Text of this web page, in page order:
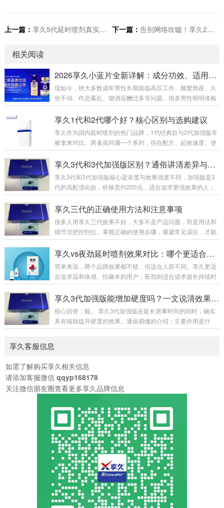
上一篇： 享久5代延时喷剂真实感受分享：一位长途司机的亲测报告 下一篇： 告别网络吹嘘！享久2代，让男人的底气真实可见
相关阅读
2026享久小蓝片全新详解：成分功效、适用人群、官方售价及正确服用指南
现如今，绝大多数成年男性长期面临高压工作、频繁熬夜、久
坐不动、作息紊乱、烟酒应酬过多等问题。很多男性明明体检
各项指标正常，身体却出现精神萎靡、体能下降、房事耐力不
足、腰膝酸软、事后疲惫难恢复等隐性透支问题。市面上男性
滋补品见效慢、腥味重、吸收差。为此，专注男性健康养护多
年的知名品牌享久，2026年重磅推出全新新品——享久鹿茸血
为中国男性体质量身打造的国标特膳营养品，温...
享久1代和2代哪个好？核心区别与选购建议
享久作为国内延时喷剂的热门品牌，1代经典款与2代加强版常
被拿来对比。两者虽同属一个系列，但在配方、起效速度、使
用体感及性价比上差异明显，下面从多维度详细分析，帮你选
到适配需求的款式。先看基础定位与核心配方。享久1代是201
本成分，成分浓度适中，核心作用是初步降低敏感度，满足基
础延时需求。而2代2017年推出，是打响品牌知名度的关键
阳、肾精草等名贵草本，浓度更高、渗透力...
享久3代和3代加强版区别？通俗讲清差异与选购
享久3代和3代加强版核心是浓度与效果强度不同，加强版是3
代的高配强化款，价格贵约200元，适合追求更强效果的人；
标准版更温和，适合新手或日常使用。一、包装外观：一眼分
清3代标准版：纯蓝色礼盒，瓶子无“+”标识，整体简约。3代加
识度高。 二、成分浓度：加强版全面提升两者原料完全一样，
核心区别在浓度配比：加强版红高颗含量+30%、丁香+22%、
深，呈深褐...
享久三代的正确使用方法和注意事项
很多人用享久三代效果不好，大多不是产品问题，而是用法和
细节没把控到位。掌握正确的使用步骤，规避常见误区，才能
充分发挥产品效果，兼顾舒适体感与使用体验，下面给大家整
理了完整、接地气的实操用法和核心注意事项。一、标准使用
果。喷涂用量：常规单次喷涂 2 下，初次体质敏感者先用 1 下
试探。喷涂位置：对准龟头冠状沟部位均匀喷洒，避开尿道
到峰值。事前清洗：吸收完成后用清水...
享久vs夜劲延时喷剂效果对比：哪个更适合你？
简单来说，两个品牌效果都不错，但适合人群不同。享久更适
合追求温和体感、怕麻木的用户；夜劲则适合追求超长持续时
间、能接受稍强体感的用户。一、核心效果对比对比维度享久
夜劲主要成分丁香、达米阿那、人参、绿茶、淫羊藿等天然植
作用原理暂时降低龟头敏感度，同时添加增加快感的成分，实
现“一升一降”同样通过降低敏感度并增加快感成分来延长房事
享久3代加强版能增加硬度吗？一文说清效果与原理
核心回答：能。 享久3代加强版在延长房事时间的同时，确实
具有辅助提升硬度的效果。通俗易懂的介绍：主要作用是什
么？它是一款男性外用延时喷剂，核心功能是降低敏感度、延
藿、马鹿茸、人参等天然植物成分。这些成分在传统认知中
和勃起时的充盈感，从而在延时的基础上，让勃起状态更坚
挺、更有力。简单理解：它不只是让你“更持久”，还能让你在
过程中“状态更好”。使用感受如何？作为植物提取产品...
享久客服信息
如需了解购买享久相关信息
请添加客服微信 qqyp168178
关注微信朋友圈查看更多享久品牌信息